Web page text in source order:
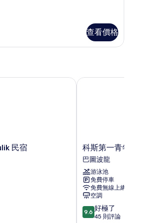
查看價格
民宿
宿
科
斯
第
一
青
年
旅
舍
巴
科斯第一青年旅舍
巴圖波龍
游泳池
免費停車
免費無線上網
空調
9.6
分，
9.6 好極了
45 則評論
科斯第一青年旅舍